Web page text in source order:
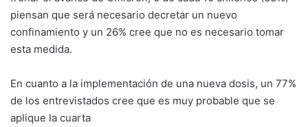
piensan que será necesario decretar un nuevo
confinamiento y un 26% cree que no es necesario tomar
esta medida.
En cuanto a la implementación de una nueva dosis, un 77%
de los entrevistados cree que es muy probable que se
aplique la cuarta